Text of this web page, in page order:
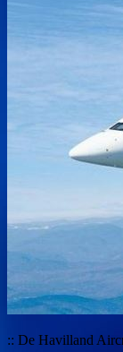
:: De Havilland